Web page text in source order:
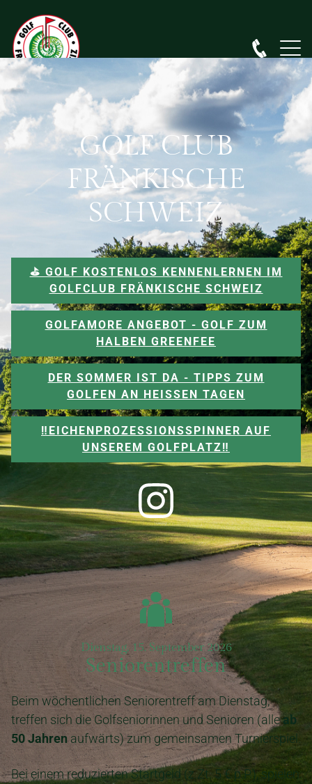
GOLF CLUB
FRÄNKISCHE
SCHWEIZ
⛳️ GOLF KOSTENLOS KENNENLERNEN IM
GOLFCLUB FRÄNKISCHE SCHWEIZ
GOLFAMORE ANGEBOT - GOLF ZUM
HALBEN GREENFEE
DER SOMMER IST DA - TIPPS ZUM
GOLFEN AN HEISSEN TAGEN
‼️EICHENPROZESSIONSSPINNER AUF
UNSEREM GOLFPLATZ‼️
Dienstag, 15. September 2026
Seniorentreffen
Beim wöchentlichen Seniorentreff am Dienstag,
treffen sich die Golfseniorinnen und Senioren (alleab
50 Jahrenaufwärts) zum gemeinsamen Turnierspiel.
Bei einem reduzierten Startgeld (z.Zt. 5 € p.P.), spielen